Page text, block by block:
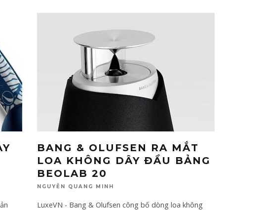
BANG & OLUFSEN RA MẮT
LOA KHÔNG DÂY ĐẦU BẢNG
BEOLAB 20
NGUYỄN QUANG MINH
LuxeVN - Bang & Olufsen công bố dòng loa không